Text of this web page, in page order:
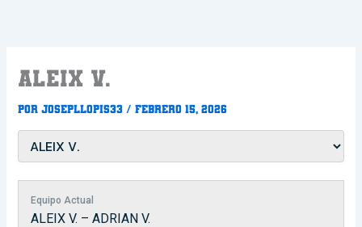
ALEIX V.
PorJosepllopis33/febrero 15, 2026
Equipo Actual
ALEIX V. – ADRIAN V.